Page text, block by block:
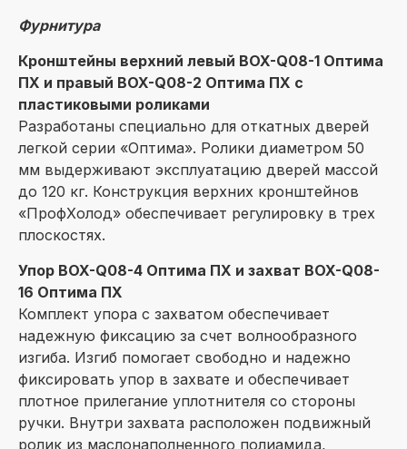
Фурнитура
Кронштейны верхний левый BOX-Q08-1 Оптима
ПХ и правый BOX-Q08-2 Оптима ПХ с
пластиковыми роликами
Разработаны специально для откатных дверей
легкой серии «Оптима». Ролики диаметром 50
мм выдерживают эксплуатацию дверей массой
до 120 кг. Конструкция верхних кронштейнов
«ПрофХолод» обеспечивает регулировку в трех
плоскостях.
Упор BOX-Q08-4 Оптима ПХ и захват BOX-Q08-
16 Оптима ПХ
Комплект упора с захватом обеспечивает
надежную фиксацию за счет волнообразного
изгиба. Изгиб помогает свободно и надежно
фиксировать упор в захвате и обеспечивает
плотное прилегание уплотнителя со стороны
ручки. Внутри захвата расположен подвижный
ролик из маслонаполненного полиамида,